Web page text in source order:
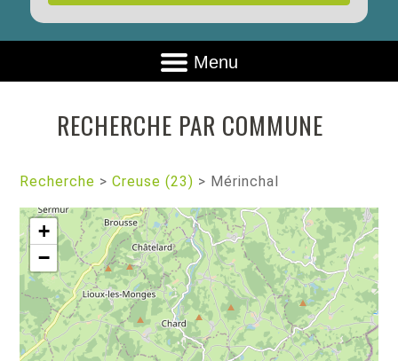
Menu
RECHERCHE PAR COMMUNE
Recherche >Creuse (23) > Mérinchal
+
−